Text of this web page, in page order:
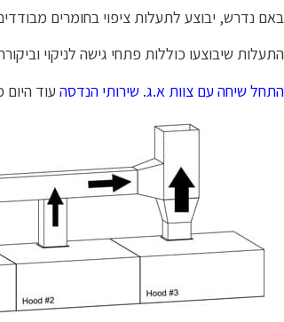
באם נדרש, יבוצע לתעלות ציפוי בחומרים
התעלות שיבוצעו כוללות פתחי גישה לניקוי
התחל שיחה עם צוות א.ג. שירותי הנדסה עוד